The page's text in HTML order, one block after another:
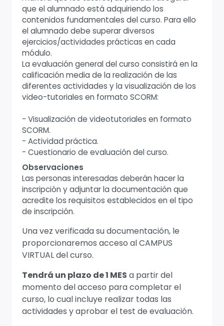
que el alumnado está adquiriendo los
contenidos fundamentales del curso. Para ello
el alumnado debe superar diversos
ejercicios/actividades prácticas en cada
módulo.
La evaluación general del curso consistirá en la
calificación media de la realización de las
diferentes actividades y la visualización de los
video-tutoriales en formato SCORM:
- Visualización de videotutoriales en formato
SCORM.
- Actividad práctica.
- Cuestionario de evaluación del curso.
Observaciones
Las personas interesadas deberán hacer la
inscripción y adjuntar la documentación que
acredite los requisitos establecidos en el tipo
de inscripción.
Una vez verificada su documentación, le
proporcionaremos acceso al CAMPUS
VIRTUAL del curso.
Tendrá un plazo de 1 MES a partir del
momento del acceso para completar el
curso, lo cual incluye realizar todas las
actividades y aprobar el test de evaluación.